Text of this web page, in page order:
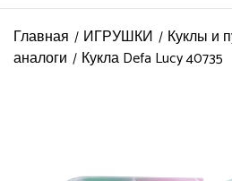
Главная ИГРУШКИ Куклы и
аналоги
Кукла Defa Lucy 40735
Ваш адрес email
опубликован.